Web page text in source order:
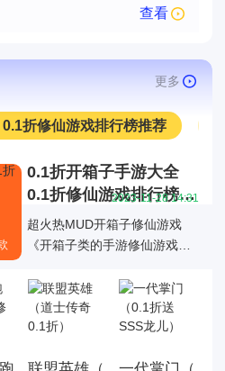
查看
更多
折修仙游戏排行榜推荐
0.1折开箱子手游大全
0.1折修仙游戏排行榜推
荐
2023-11-28 14:31
超火热MUD开箱子修仙游戏
《开箱子类的手游修仙游戏大
飞升!挂机也能涨修为?躺着飞
升的游戏,快来开启体验吧!修仙
是很多手游非常喜欢使用的一